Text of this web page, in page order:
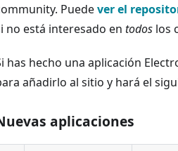
Puedever el
no está interesado en todos los
has hecho una aplicación
añadirlo al sitio y hará el
aplicaciones